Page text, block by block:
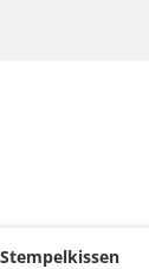
Stempelkissen